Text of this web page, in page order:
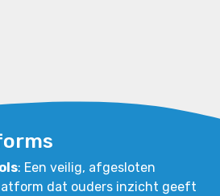
: Een veilig, afgesloten
dat ouders inzicht geeft